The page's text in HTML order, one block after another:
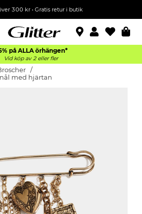
300 kr• Gratis retur i butik
på ALLAörhängen*
Vid köp av 2 eller fler
med hjärtan